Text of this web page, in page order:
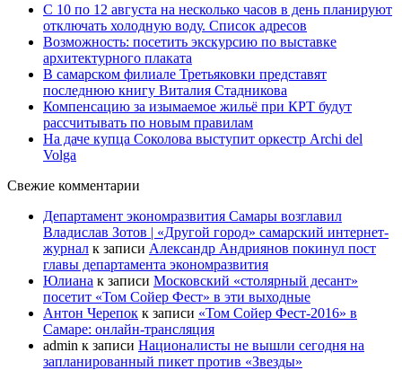
С 10 по 12 августа на несколько часов в день планируют
отключать холодную воду. Список адресов
Возможность: посетить экскурсию по выставке
архитектурного плаката
В самарском филиале Третьяковки представят
последнюю книгу Виталия Стадникова
Компенсацию за изымаемое жильё при КРТ будут
рассчитывать по новым правилам
На даче купца Соколова выступит оркестр Archi del
Volga
Свежие комментарии
Департамент экономразвития Самары возглавил
Владислав Зотов | «Другой город» самарский интернет-
журнал к записи Александр Андриянов покинул пост
главы департамента экономразвития
Юлиана к записи Московский «столярный десант»
посетит «Том Сойер Фест» в эти выходные
Антон Черепок к записи «Том Сойер Фест-2016» в
Самаре: онлайн-трансляция
admin к записи Националисты не вышли сегодня на
запланированный пикет против «Звезды»